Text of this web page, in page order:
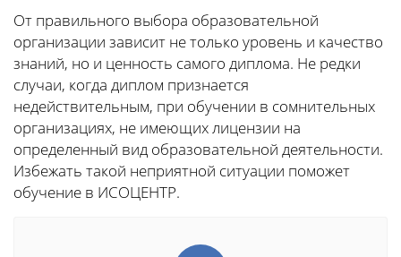
От правильного выбора образовательной
организации зависит не только уровень и качество
знаний, но и ценность самого диплома. Не редки
случаи, когда диплом признается
недействительным, при обучении в сомнительных
организациях, не имеющих лицензии на
определенный вид образовательной деятельности.
Избежать такой неприятной ситуации поможет
обучение в ИСОЦЕНТР.